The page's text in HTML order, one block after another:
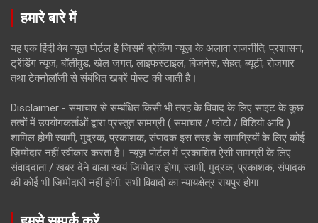
हमारे बारे में
यह एक हिंदी वेब न्यूज़ पोर्टल है जिसमें ब्रेकिंग न्यूज़ के अलावा राजनीति, प्रशासन,
ट्रेंडिंग न्यूज, बॉलीवुड, खेल जगत, लाइफस्टाइल, बिजनेस, सेहत, ब्यूटी, रोजगार
तथा टेक्नोलॉजी से संबंधित खबरें पोस्ट की जाती है।
Disclaimer - समाचार से सम्बंधित किसी भी तरह के विवाद के लिए साइट के कुछ
तत्वों में उपयोगकर्ताओं द्वारा प्रस्तुत सामग्री ( समाचार / फोटो / विडियो आदि )
शामिल होगी स्वामी, मुद्रक, प्रकाशक, संपादक इस तरह के सामग्रियों के लिए कोई
ज़िम्मेदार नहीं स्वीकार करता है। न्यूज़ पोर्टल में प्रकाशित ऐसी सामग्री के लिए
संवाददाता / खबर देने वाला स्वयं जिम्मेदार होगा, स्वामी, मुद्रक, प्रकाशक, संपादक
की कोई भी जिम्मेदारी नहीं होगी. सभी विवादों का न्यायक्षेत्र रायपुर होगा